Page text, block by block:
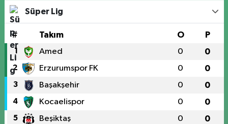
Süper Lig
# Takım O P
1 Amed 0 0
2 Erzurumspor FK 0 0
3 Başakşehir 0 0
4 Kocaelispor 0 0
5 Beşiktaş 0 0